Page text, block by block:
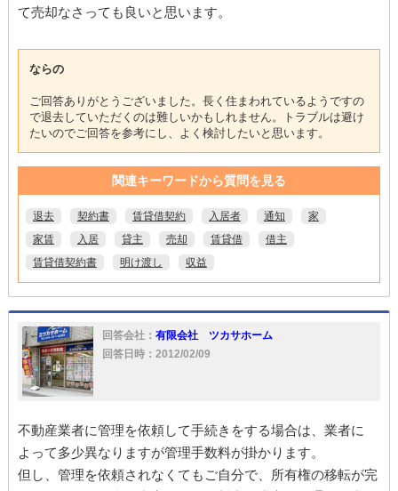
て売却なさっても良いと思います。
ならの
ご回答ありがとうございました。長く住まわれているようですの
で退去していただくのは難しいかもしれません。トラブルは避け
たいのでご回答を参考にし、よく検討したいと思います。
関連キーワードから質問を見る
退去 契約書 賃貸借契約 入居者 通知
家
家賃
入居 貸主 売却 賃貸借
借主
賃貸借契約書
明け渡し 収益
回答会社： 有限会社 ツカサホーム
回答日時：2012/02/09
不動産業者に管理を依頼して手続きをする場合は、業者に
よって多少異なりますが管理手数料が掛かります。
但し、管理を依頼されなくてもご自分で、所有権の移転が完